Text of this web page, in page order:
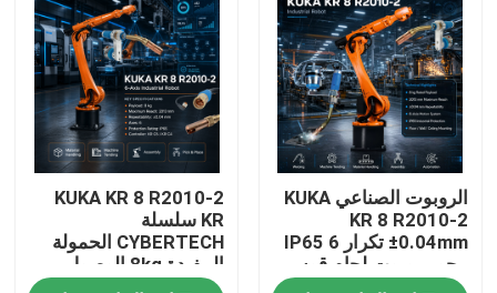
الروبوت الصناعي KUKA
KR 8 R2010-2
±0.04mm تكرار IP65 6
محور روبوت لحام قوس
و KR C4 KR C5 KR C5-2
KUKA KR 8 R2010-2
KR سلسلة
CYBERTECH الحمولة
المفيدة 8kg الوصول
2013mm 6 محور روبوت